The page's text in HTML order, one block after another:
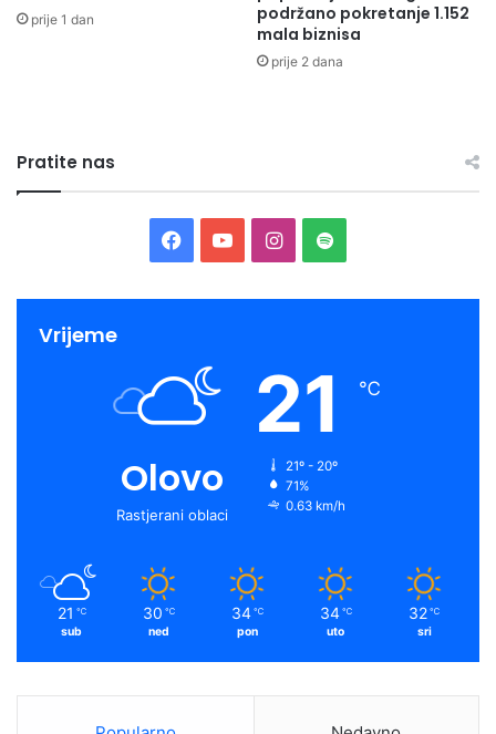
prije 1 dan
podržano pokretanje 1.152
mala biznisa
prije 2 dana
Pratite nas
Facebook
YouTubeInstagram
Spotify
Vrijeme
Olovo
Rastjerani oblaci
21 ℃
21º - 20º
71%
0.63 km/h
21 ℃
sub
30 ℃
ned
34 ℃
pon
34 ℃
uto
32 ℃
sri